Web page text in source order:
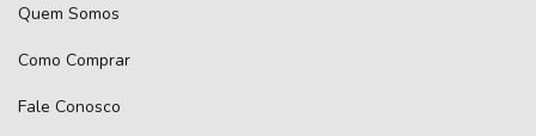
Quem Somos
Como Comprar
Fale Conosco